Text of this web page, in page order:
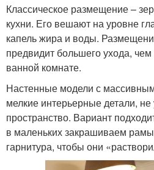
Классическое размещение –
кухни. Его вешают на уровне
капель жира и воды.
предвидит большего ухода, чем
ванной комнате.
Настенные модели с
мелкие интерьерные детали,
пространство. Вариант
в маленьких закрашиваем
гарнитура, чтобы они